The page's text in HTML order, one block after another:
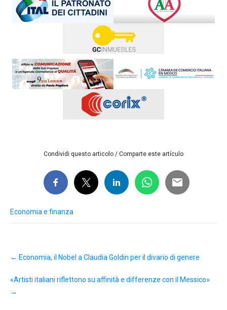
Condividi questo articolo / Comparte este artículo
Economia e finanza
navigation
← Economia, il Nobel a Claudia Goldin per il divario di genere
«Artisti italiani riflettono su affinità e differenze con il Messico»
→